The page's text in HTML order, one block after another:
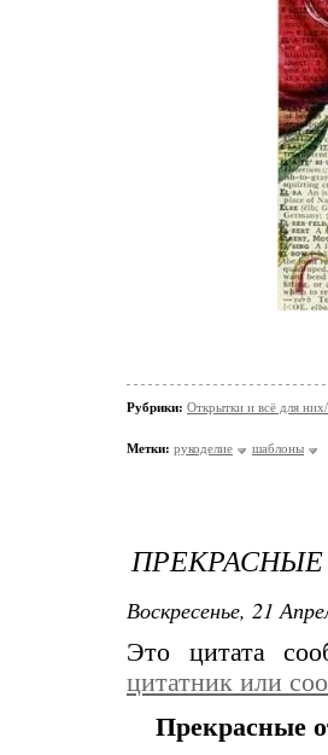
Рубрики: Открытки и всё для
Метки: рукоделие шаблоны
Воскресенье, 21
Это цитата
цитатник или
Прекрасные